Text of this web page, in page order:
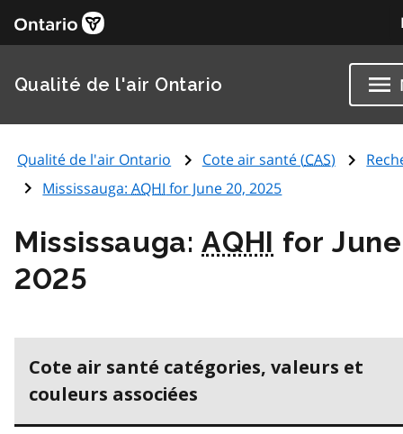
Qualité de l'air Ontario
Qualité de l'air Ontario Cote air santé (CAS)
Mississauga:AQHI for June 20, 2025
Mississauga:AQHI for
2025
Cote air santé catégories, valeurs et
couleurs associées